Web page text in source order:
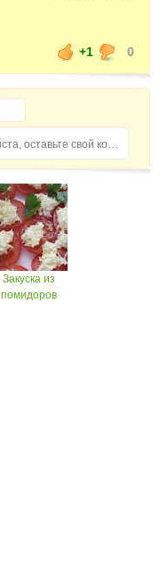
+1
0
Домохозяйка, пожалуйста, оставьте свой комментарий...
Закуска из
помидоров